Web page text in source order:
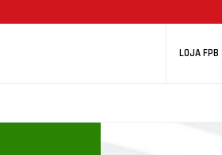
LOJA FPB